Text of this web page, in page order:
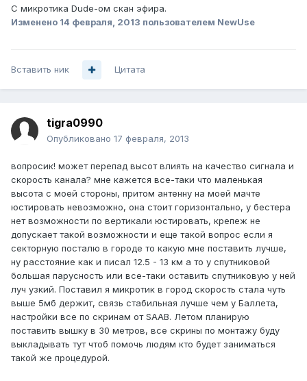
С микротика Dude-ом скан эфира.
Изменено 14 февраля, 2013 пользователем NewUse
Вставить ник Цитата
tigra0990
Опубликовано 17 февраля, 2013
вопросик! может перепад высот влиять на качество сигнала и
скорость канала? мне кажется все-таки что маленькая
высота с моей стороны, притом антенну на моей мачте
юстировать невозможно, она стоит горизонтально, у бестера
нет возможности по вертикали юстировать, крепеж не
допускает такой возможности и еще такой вопрос если я
секторную посталю в городе то какую мне поставить лучше,
ну расстояние как и писал 12.5 - 13 км а то у спутниковой
большая парусность или все-таки оставить спутниковую у ней
луч узкий. Поставил я микротик в город скорость стала чуть
выше 5мб держит, связь стабильная лучше чем у Баллета,
настройки все по скринам от SAAB. Летом планирую
поставить вышку в 30 метров, все скрины по монтажу буду
выкладывать тут чтоб помочь людям кто будет заниматься
такой же процедурой.